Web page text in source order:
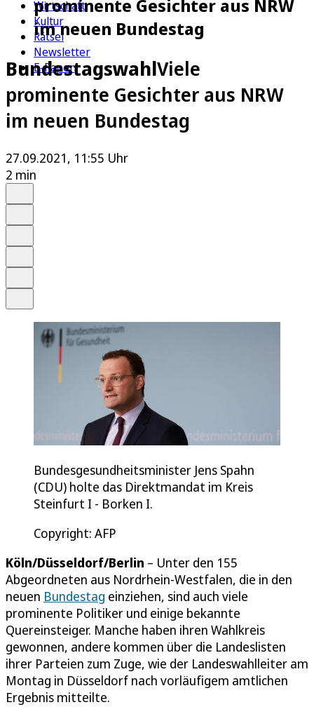
Wirtschaft
Kultur
Rätsel
Newsletter
E-Paper
prominente Gesichter aus NRW
im neuen Bundestag
BundestagswahlViele
prominente Gesichter aus NRW
im neuen Bundestag
27.09.2021, 11:55 Uhr
2 min
Bundesgesundheitsminister Jens Spahn
(CDU) holte das Direktmandat im Kreis
Steinfurt I - Borken I.
Copyright: AFP
Köln/Düsseldorf/Berlin – Unter den 155
Abgeordneten aus Nordrhein-Westfalen, die in den
neuen Bundestag einziehen, sind auch viele
prominente Politiker und einige bekannte
Quereinsteiger. Manche haben ihren Wahlkreis
gewonnen, andere kommen über die Landeslisten
ihrer Parteien zum Zuge, wie der Landeswahlleiter am
Montag in Düsseldorf nach vorläufigem amtlichen
Ergebnis mitteilte.